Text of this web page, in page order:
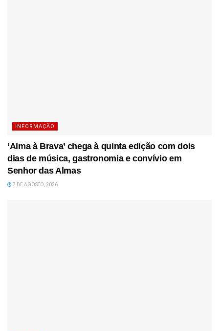
INFORMAÇÃO
‘Alma à Brava’ chega à quinta edição com dois
dias de música, gastronomia e convívio em
Senhor das Almas
7 DE AGOSTO, 2026